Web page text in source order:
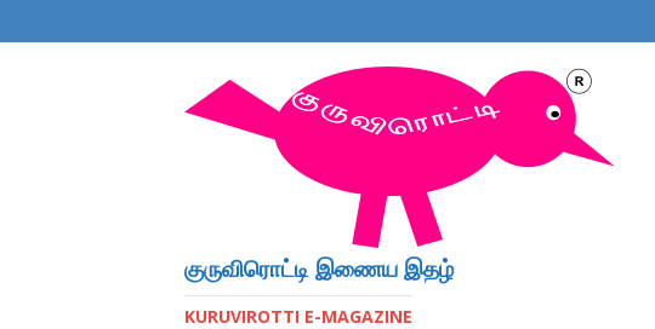
குருவிரொட்டி இணைய இதழ்
KURUVIROTTI E-MAGAZINE